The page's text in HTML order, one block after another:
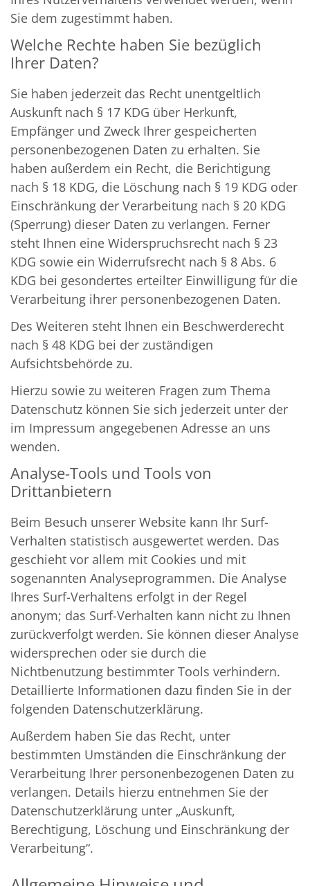
Sie dem zugestimmt haben.
Welche Rechte haben Sie bezüglich
Ihrer Daten?
Sie haben jederzeit das Recht unentgeltlich
Auskunft nach § 17 KDG über Herkunft,
Empfänger und Zweck Ihrer gespeicherten
personenbezogenen Daten zu erhalten. Sie
haben außerdem ein Recht, die Berichtigung
nach § 18 KDG, die Löschung nach § 19 KDG oder
Einschränkung der Verarbeitung nach § 20 KDG
(Sperrung) dieser Daten zu verlangen. Ferner
steht Ihnen eine Widerspruchsrecht nach § 23
KDG sowie ein Widerrufsrecht nach § 8 Abs. 6
KDG bei gesondertes erteilter Einwilligung für die
Verarbeitung ihrer personenbezogenen Daten.
Des Weiteren steht Ihnen ein Beschwerderecht
nach § 48 KDG bei der zuständigen
Aufsichtsbehörde zu.
Hierzu sowie zu weiteren Fragen zum Thema
Datenschutz können Sie sich jederzeit unter der
im Impressum angegebenen Adresse an uns
wenden.
Analyse-Tools und Tools von
Drittanbietern
Beim Besuch unserer Website kann Ihr Surf-
Verhalten statistisch ausgewertet werden. Das
geschieht vor allem mit Cookies und mit
sogenannten Analyseprogrammen. Die Analyse
Ihres Surf-Verhaltens erfolgt in der Regel
anonym; das Surf-Verhalten kann nicht zu Ihnen
zurückverfolgt werden. Sie können dieser Analyse
widersprechen oder sie durch die
Nichtbenutzung bestimmter Tools verhindern.
Detaillierte Informationen dazu finden Sie in der
folgenden Datenschutzerklärung.
Außerdem haben Sie das Recht, unter
bestimmten Umständen die Einschränkung der
Verarbeitung Ihrer personenbezogenen Daten zu
verlangen. Details hierzu entnehmen Sie der
Datenschutzerklärung unter „Auskunft,
Berechtigung, Löschung und Einschränkung der
Verarbeitung“.